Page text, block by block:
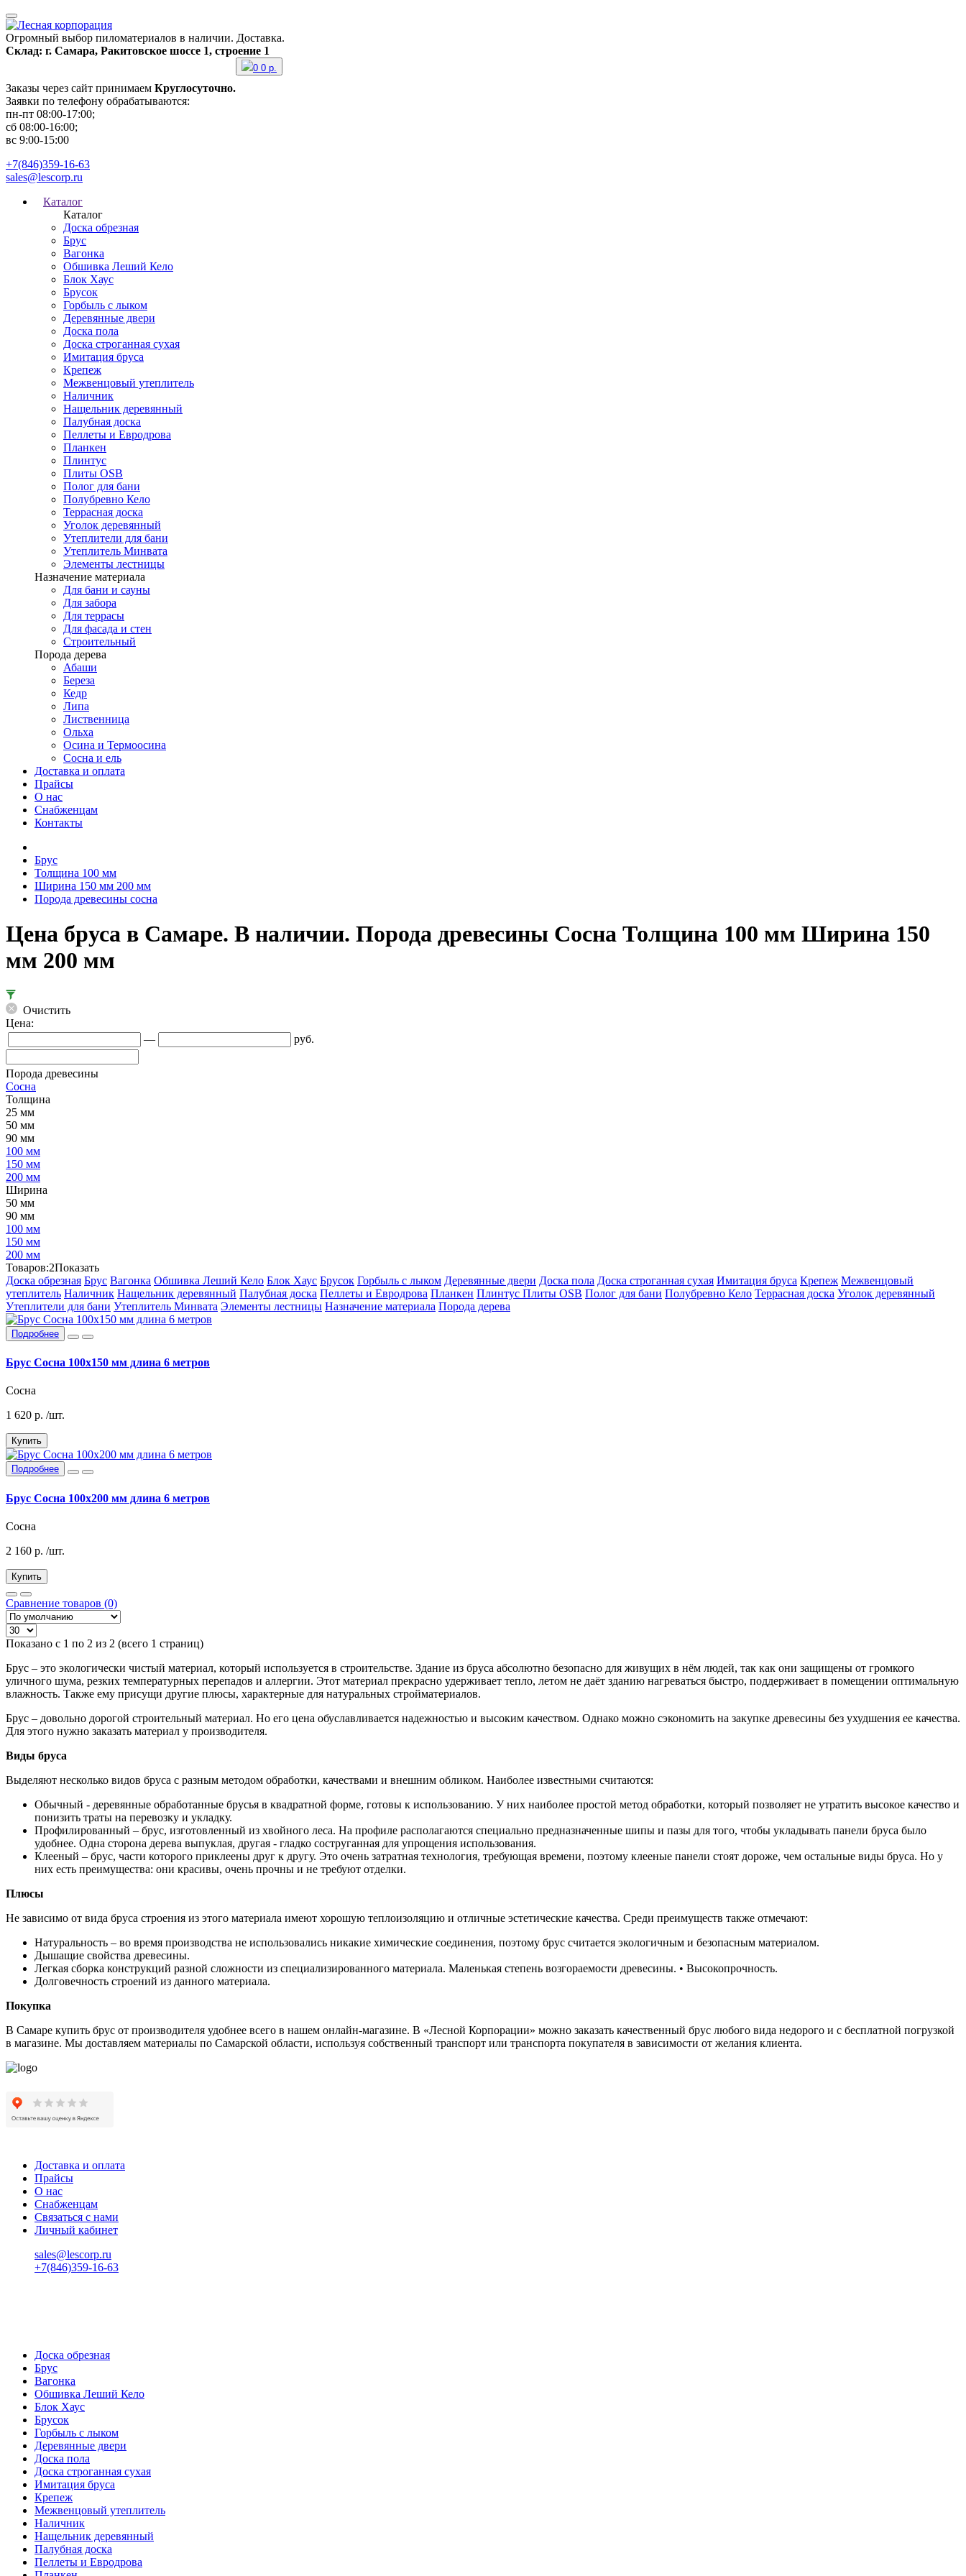
Огромный выбор пиломатериалов в наличии. Доставка.
Склад: г. Самара, Ракитовское шоссе 1, строение 1
Заказы через сайт принимаем Круглосуточно.
Заявки по телефону обрабатываются:
пн-пт 08:00-17:00;
сб 08:00-16:00;
вс 9:00-15:00
0 0 р.
+7(846)359-16-63
sales@lescorp.ru
Каталог
Каталог
Доска обрезная
Брус
Вагонка
Обшивка Леший Кело
Блок Хаус
Брусок
Горбыль с лыком
Деревянные двери
Доска пола
Доска строганная сухая
Имитация бруса
Крепеж
Межвенцовый утеплитель
Наличник
Нащельник деревянный
Палубная доска
Пеллеты и Евродрова
Планкен
Плинтус
Плиты OSB
Полог для бани
Полубревно Кело
Террасная доска
Уголок деревянный
Утеплители для бани
Утеплитель Минвата
Элементы лестницы
Назначение материала
Для бани и сауны
Для забора
Для террасы
Для фасада и стен
Строительный
Порода дерева
Абаши
Береза
Кедр
Липа
Лиственница
Ольха
Осина и Термоосина
Сосна и ель
Доставка и оплата
Прайсы
О нас
Снабженцам
Контакты
Брус
Толщина 100 мм
Ширина 150 мм 200 мм
Порода древесины сосна
Цена бруса в Самаре. В наличии. Порода древесины Сосна Толщина 100 мм Ширина 150
мм 200 мм
Очистить
Цена:
—
руб.
Порода древесины
Сосна
Толщина
25 мм
50 мм
90 мм
100 мм
150 мм
200 мм
Ширина
50 мм
90 мм
100 мм
150 мм
200 мм
Товаров:2Показать
Доска обрезная Брус Вагонка Обшивка Леший Кело Блок Хаус Брусок Горбыль с лыком Деревянные двери Доска пола Доска строганная сухая Имитация бруса Крепеж Межвенцовый
утеплитель Наличник Нащельник деревянный Палубная доска Пеллеты и Евродрова Планкен Плинтус Плиты OSB Полог для бани Полубревно Кело Террасная доска Уголок деревянный
Утеплители для бани Утеплитель Минвата Элементы лестницы Назначение материала Порода дерева
Подробнее
Брус Сосна 100х150 мм длина 6 метров
Сосна
1 620 р. /шт.
Купить
Подробнее
Брус Сосна 100х200 мм длина 6 метров
Сосна
2 160 р. /шт.
Купить
Сравнение товаров (0)
Показано с 1 по 2 из 2 (всего 1 страниц)
Брус – это экологически чистый материал, который используется в строительстве. Здание из бруса абсолютно безопасно для живущих в нём людей, так как они защищены от громкого
уличного шума, резких температурных перепадов и аллергии. Этот материал прекрасно удерживает тепло, летом не даёт зданию нагреваться быстро, поддерживает в помещении оптимальную
влажность. Также ему присущи другие плюсы, характерные для натуральных стройматериалов.
Брус – довольно дорогой строительный материал. Но его цена обуславливается надежностью и высоким качеством. Однако можно сэкономить на закупке древесины без ухудшения ее качества.
Для этого нужно заказать материал у производителя.
Виды бруса
Выделяют несколько видов бруса с разным методом обработки, качествами и внешним обликом. Наиболее известными считаются:
Обычный - деревянные обработанные брусья в квадратной форме, готовы к использованию. У них наиболее простой метод обработки, который позволяет не утратить высокое качество и
понизить траты на перевозку и укладку.
Профилированный – брус, изготовленный из хвойного леса. На профиле располагаются специально предназначенные шипы и пазы для того, чтобы укладывать панели бруса было
удобнее. Одна сторона дерева выпуклая, другая - гладко соструганная для упрощения использования.
Клееный – брус, части которого приклеены друг к другу. Это очень затратная технология, требующая времени, поэтому клееные панели стоят дороже, чем остальные виды бруса. Но у
них есть преимущества: они красивы, очень прочны и не требуют отделки.
Плюсы
Не зависимо от вида бруса строения из этого материала имеют хорошую теплоизоляцию и отличные эстетические качества. Среди преимуществ также отмечают:
Натуральность – во время производства не использовались никакие химические соединения, поэтому брус считается экологичным и безопасным материалом.
Дышащие свойства древесины.
Легкая сборка конструкций разной сложности из специализированного материала. Маленькая степень возгораемости древесины. • Высокопрочность.
Долговечность строений из данного материала.
Покупка
В Самаре купить брус от производителя удобнее всего в нашем онлайн-магазине. В «Лесной Корпорации» можно заказать качественный брус любого вида недорого и с бесплатной погрузкой
в магазине. Мы доставляем материалы по Самарской области, используя собственный транспорт или транспорта покупателя в зависимости от желания клиента.
Доставка и оплата
Прайсы
О нас
Снабженцам
Связаться с нами
Личный кабинет
sales@lescorp.ru
+7(846)359-16-63
Доска обрезная
Брус
Вагонка
Обшивка Леший Кело
Блок Хаус
Брусок
Горбыль с лыком
Деревянные двери
Доска пола
Доска строганная сухая
Имитация бруса
Крепеж
Межвенцовый утеплитель
Наличник
Нащельник деревянный
Палубная доска
Пеллеты и Евродрова